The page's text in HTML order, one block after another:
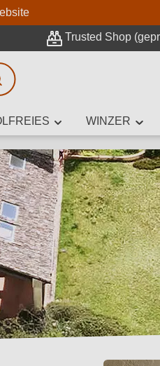
Trusted Shop
WINZER
Suche